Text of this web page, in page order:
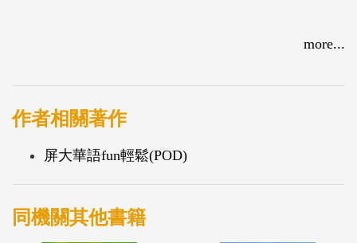
more...
作者相關著作
屏大華語fun輕鬆(POD)
同機關其他書籍